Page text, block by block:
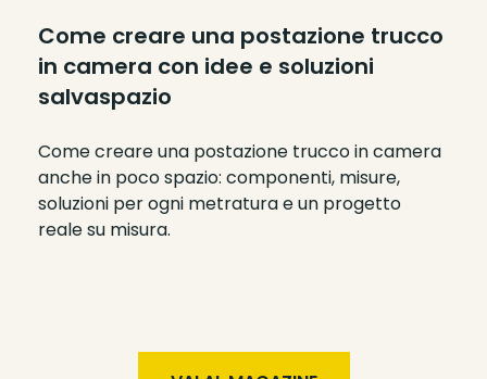
Come creare una postazione trucco
in camera con idee e soluzioni
salvaspazio
Come creare una postazione trucco in camera
anche in poco spazio: componenti, misure,
soluzioni per ogni metratura e un progetto
reale su misura.